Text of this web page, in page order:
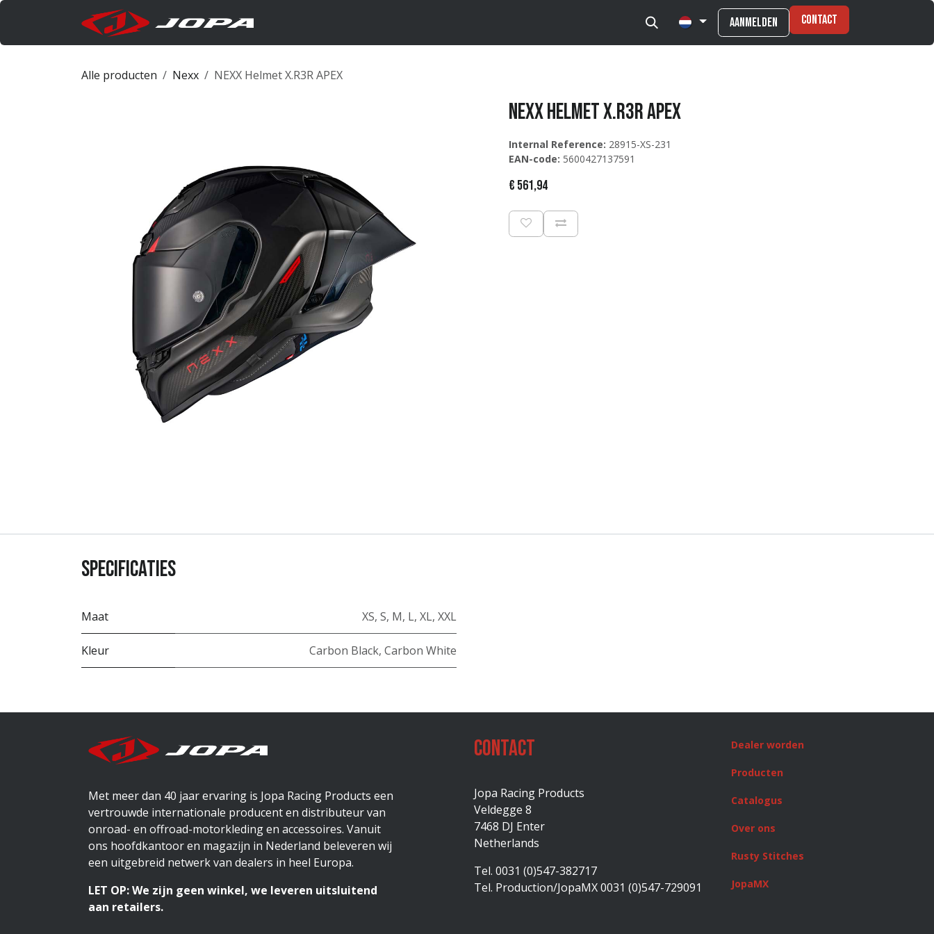
Overslaan naar inhoud
Aanmelden Contact
Alle producten Nexx NEXX Helmet X.R3R APEX
NEXX Helmet X.R3R APEX
Internal Reference: 28915-XS-231
EAN-code: 5600427137591
€ 561,94
Specificaties
Maat XS, S, M, L, XL, XXL
Kleur Carbon Black, Carbon White
Met meer dan 40 jaar ervaring is Jopa Racing Products een
vertrouwde internationale producent en distributeur van
onroad- en offroad-motorkleding en accessoires. Vanuit
ons hoofdkantoor en magazijn in Nederland beleveren wij
een uitgebreid netwerk van dealers in heel Europa.
LET OP: We zijn geen winkel, we leveren uitsluitend
aan retailers.
Contact
Jopa Racing Products
Veldegge 8
7468 DJ Enter
Netherlands
Tel. 0031 (0)547-382717
Tel. Production/JopaMX 0031 (0)547-729091
Dealer worden
Producten
Catalogus
Over ons
Rusty Stitches
JopaMX